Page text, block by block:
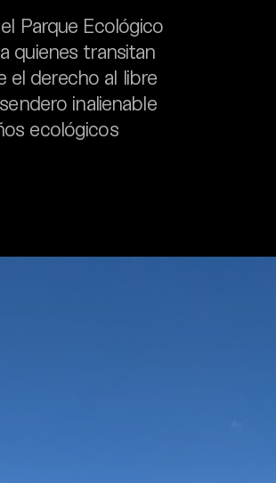
Parque Ecológico
quienes transitan
el derecho al libre
inalienable
ecológicos